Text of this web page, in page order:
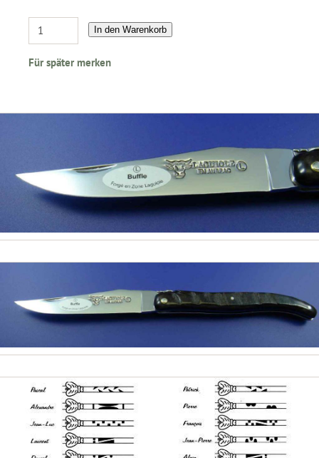
In den Warenkorb
Für später merken